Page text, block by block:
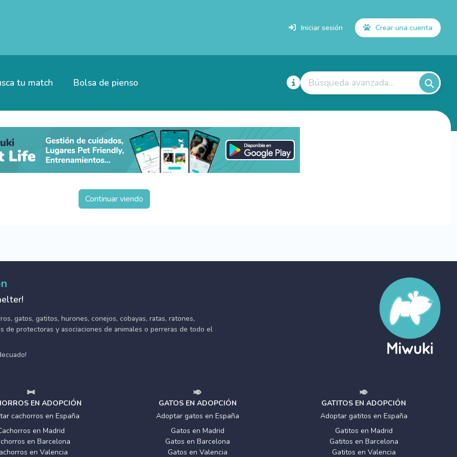
Iniciar sesión Crear una cuenta
tu match Bolsa de pienso Búsqueda avanzada...
Continuar viendo
gatos, gatitos, hurones, conejos, cobayas, ratas, ratones,
de protectoras y asociaciones de animales o perreras de todo el
EN ADOPCIÓN
cachorros en España
en Madrid
en Barcelona
en Valencia
GATOS EN ADOPCIÓN
Adoptar gatos en España
Gatos en Madrid
Gatos en Barcelona
Gatos en Valencia
GATITOS EN ADOPCIÓN
Adoptar gatitos en España
Gatitos en Madrid
Gatitos en Barcelona
Gatitos en Valencia